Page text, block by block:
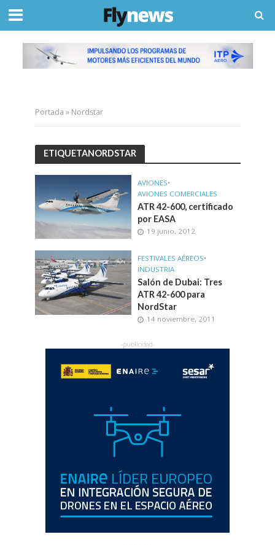
Portada » Nordstar
ETIQUETANORDSTAR
AVIONES•
AVIONES COMERCIALES
ATR 42-600, certificado
por EASA
19 junio, 2012
FESTIVALES AÉREOS•
INDUSTRIA
Salón de Dubai: Tres
ATR 42-600 para
NordStar
14 noviembre, 2011